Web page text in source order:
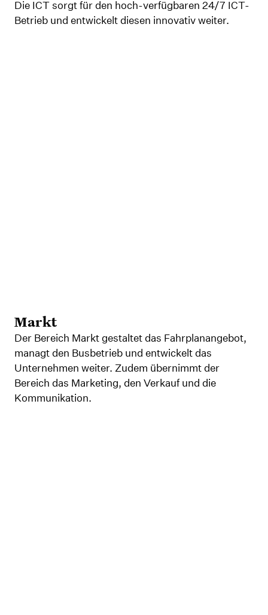
Die ICT sorgt für den hoch-verfügbaren 24/7 ICT-
Betrieb und entwickelt diesen innovativ weiter.
Markt
Der Bereich Markt gestaltet das Fahrplanangebot,
managt den Busbetrieb und entwickelt das
Unternehmen weiter. Zudem übernimmt der
Bereich das Marketing, den Verkauf und die
Kommunikation.